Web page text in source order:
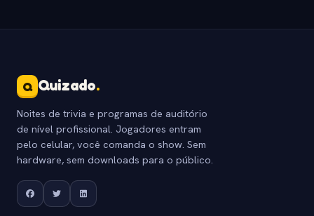
Q Quizado.
Noites de trivia e programas de auditório
de nível profissional. Jogadores entram
pelo celular, você comanda o show. Sem
hardware, sem downloads para o público.